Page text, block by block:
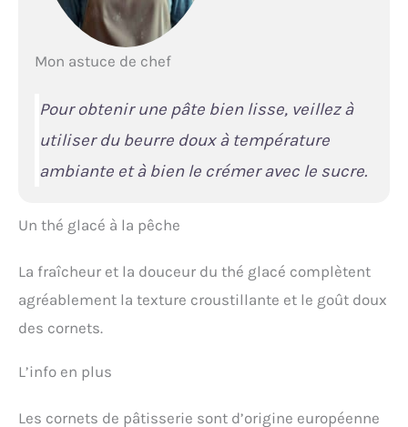
Mon astuce de chef
Pour obtenir une pâte bien lisse, veillez à
utiliser du beurre doux à température
ambiante et à bien le crémer avec le sucre.
Un thé glacé à la pêche
La fraîcheur et la douceur du thé glacé complètent
agréablement la texture croustillante et le goût doux
des cornets.
L’info en plus
Les cornets de pâtisserie sont d’origine européenne